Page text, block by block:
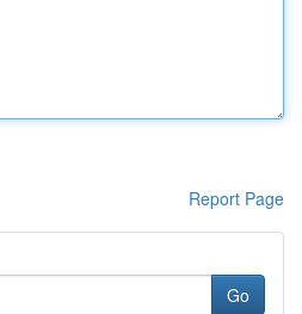
Report Page
Go